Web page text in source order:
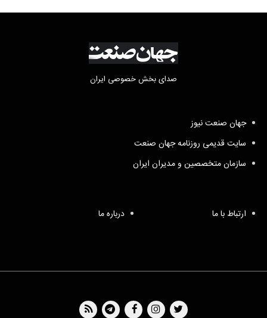
صدای بخش خصوصی ایران
جهان صنعت نیوز
سایت قدیمی روزنامه جهان صنعت
سازمان متخصصین و مدیران ایران
ارتباط با ما درباره ما